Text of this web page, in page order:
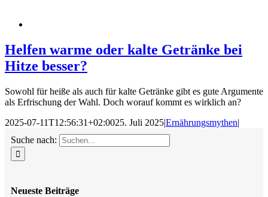
Helfen warme oder kalte Getränke bei
Hitze besser?
Sowohl für heiße als auch für kalte Getränke gibt es gute Argumente
als Erfrischung der Wahl. Doch worauf kommt es wirklich an?
2025-07-11T12:56:31+02:0025. Juli 2025|Ernährungsmythen|
Suche nach:
Neueste Beiträge